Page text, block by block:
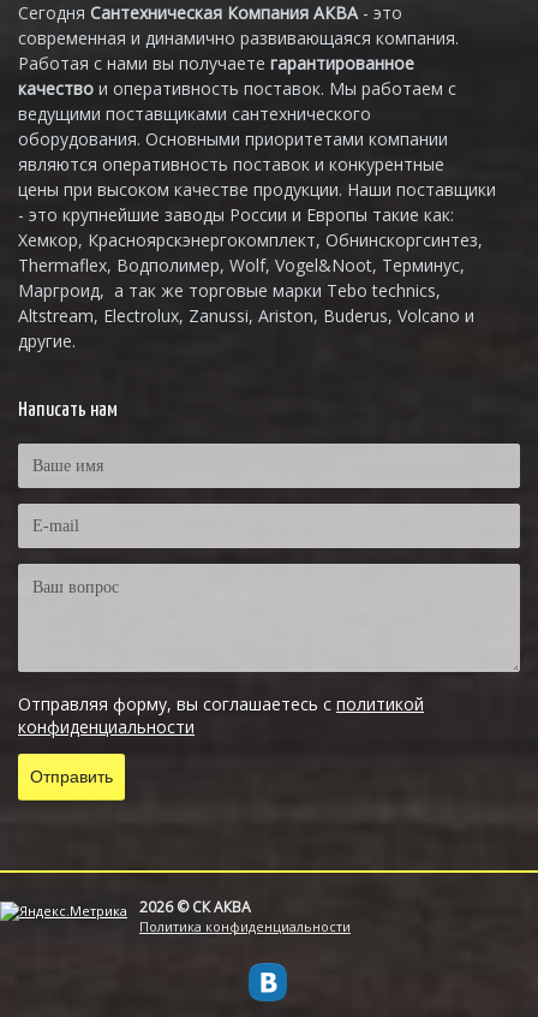
Сегодня Сантехническая Компания АКВА - это
современная и динамично развивающаяся компания.
Работая с нами вы получаете гарантированное
качество и оперативность поставок. Мы работаем с
ведущими поставщиками сантехнического
оборудования. Основными приоритетами компании
являются оперативность поставок и конкурентные
цены при высоком качестве продукции. Наши поставщики
- это крупнейшие заводы России и Европы такие как:
Хемкор, Красноярскэнергокомплект, Обнинскоргсинтез,
Thermaflex, Водполимер, Wolf, Vogel&Noot, Терминус,
Маргроид, а так же торговые марки Tebo technics,
Altstream, Electrolux, Zanussi, Ariston, Buderus, Volcano и
другие.
Написать нам
Отправляя форму, вы соглашаетесь с политикой
конфиденциальности
2026 © СК АКВА
Политика конфиденциальности